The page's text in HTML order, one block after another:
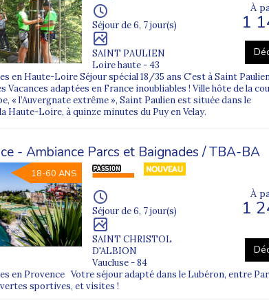
Séjour de 6, 7 jour(s)
SAINT PAULIEN
Loire haute - 43
À
1
en Haute-Loire Séjour spécial 18/35 ans C'est à Saint
Vacances adaptées en France inoubliables ! Ville hôte de la
« l’Auvergnate extrême », Saint Paulien est située dans le
Haute-Loire, à quinze minutes du Puy en Velay.
- Ambiance Parcs et Baignades / TBA-BA
18-60 ANS
Séjour de 6, 7 jour(s)
SAINT CHRISTOL
D'ALBION
Vaucluse - 84
À
1
en Provence Votre séjour adapté dans le Lubéron, entre
sportives, et visites !